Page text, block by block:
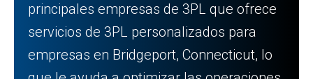
principales empresas de 3PL que ofrece
servicios de 3PL personalizados para
empresas en Bridgeport, Connecticut, lo